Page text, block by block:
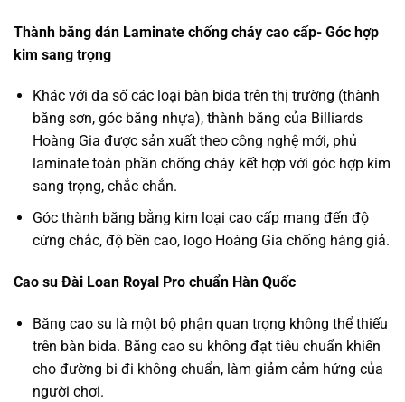
Thành băng dán Laminate chống cháy cao cấp- Góc hợp
kim sang trọng
Khác với đa số các loại bàn bida trên thị trường (thành
băng sơn, góc băng nhựa), thành băng của Billiards
Hoàng Gia được sản xuất theo công nghệ mới, phủ
laminate toàn phần chống cháy kết hợp với góc hợp kim
sang trọng, chắc chắn.
Góc thành băng bằng kim loại cao cấp mang đến độ
cứng chắc, độ bền cao, logo Hoàng Gia chống hàng giả.
Cao su Đài Loan Royal Pro chuẩn Hàn Quốc
Băng cao su là một bộ phận quan trọng không thể thiếu
trên bàn bida. Băng cao su không đạt tiêu chuẩn khiến
cho đường bi đi không chuẩn, làm giảm cảm hứng của
người chơi.